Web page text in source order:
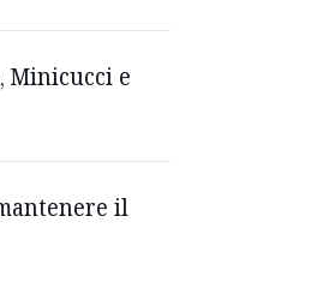
Minicucci e
il